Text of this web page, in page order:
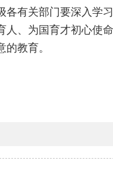
有关部门要深入学
、为国育才初心使
教育。